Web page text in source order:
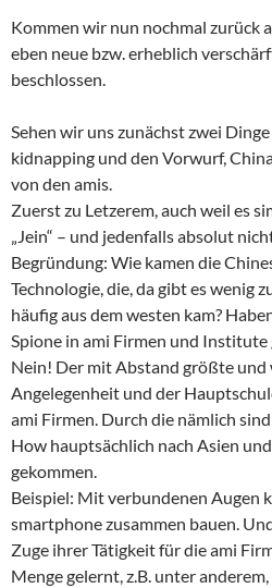
Kommen wir nun nochmal zurück
eben neue bzw. erheblich
beschlossen.
Sehen wir uns zunächst zwei
kidnapping und den Vorwurf,
von den amis.
Zuerst zu Letzerem, auch weil es
„Jein“ – und jedenfalls absolut
Begründung: Wie kamen die
Technologie, die, da gibt es wenig
häufig aus dem westen kam?
Spione in ami Firmen und Institute
Nein! Der mit Abstand größte
Angelegenheit und der
ami Firmen. Durch die nämlich
How hauptsächlich nach Asien
gekommen.
Beispiel: Mit verbundenen Augen
smartphone zusammen bauen.
Zuge ihrer Tätigkeit für die ami
Menge gelernt, z.B. unter